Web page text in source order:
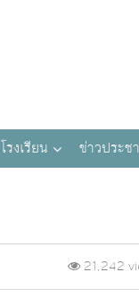
โรงเรียน ข่าวประ
21,242